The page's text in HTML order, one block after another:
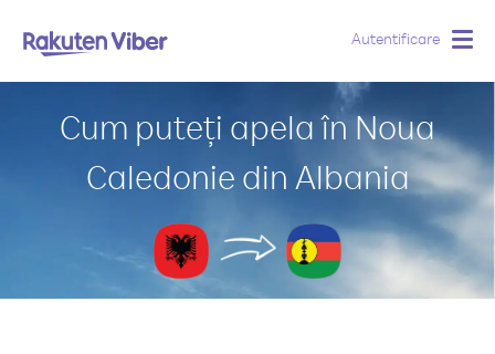
Autentificare
Cum puteți apela în Noua
Caledonie din Albania